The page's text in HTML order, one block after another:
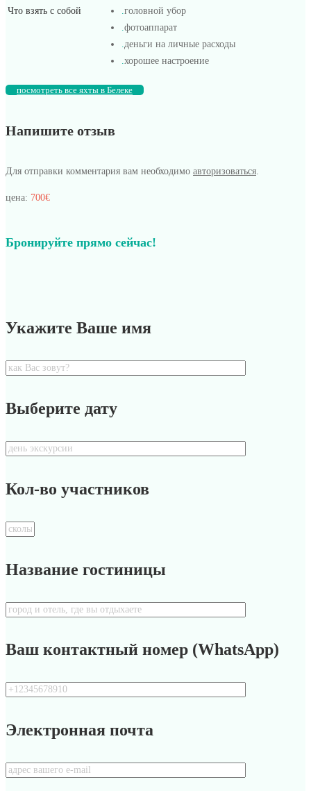
Что взять с собой
головной убор
фотоаппарат
деньги на личные расходы
хорошее настроение
посмотреть все яхты в Белеке
Напишите отзыв
Для отправки комментария вам необходимо авторизоваться.
цена: 700€
Бронируйте прямо сейчас!
Укажите Ваше имя
Выберите дату
Кол-во участников
Название гостиницы
Ваш контактный номер (WhatsApp)
Электронная почта